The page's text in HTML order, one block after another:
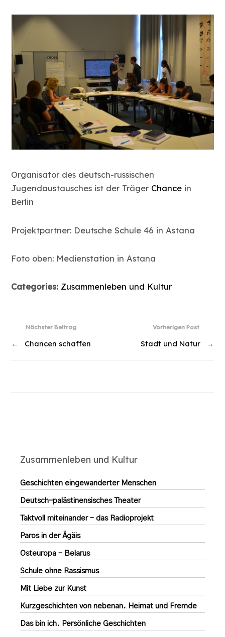
Organisator des deutsch-russischen
Jugendaustausches ist der TrägerChance in
Berlin
Projektpartner: Deutsche Schule 46 in Astana
Foto oben: Medienstation in Astana
Categories: Zusammenleben und Kultur
Vorherigen Post
Stadt und Natur →
Nächster Beitrag
← Chancen schaffen
Zusammenleben und Kultur
Geschichten eingewanderter Menschen
Deutsch-palästinensisches Theater
Taktvoll miteinander – das Radioprojekt
Paros in der Ägäis
Osteuropa – Belarus
Schule ohne Rassismus
Mit Liebe zur Kunst
Kurzgeschichten von nebenan. Heimat und Fremde
Das bin ich. Persönliche Geschichten